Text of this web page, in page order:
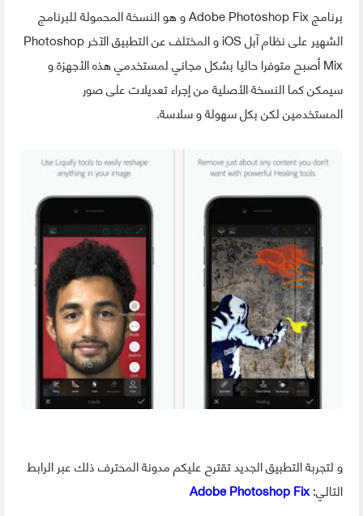
برنامج Adobe Photoshop Fix و هو النسخة المحمولة للبرنامج
الشهير على نظام آبل iOS و المختلف عن التطبيق الآخر Photoshop
Mix أصبح متوفرا حاليا بشكل مجاني لمستخدمي هذه الأجهزة و
سيمكن كما النسخة الأصلية من إجراء تعديلات على صور
المستخدمين لكن بكل سهولة و سلاسة.
و لتجربة التطبيق الجديد تقترح عليكم مدونة المحترف ذلك عبر الرابط
التالي:Adobe Photoshop Fix